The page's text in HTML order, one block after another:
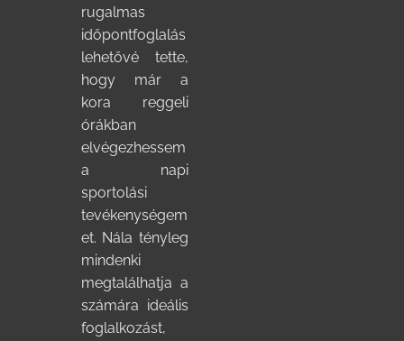
rugalmas
időpontfoglalás
lehetővé tette,
hogy már a
kora reggeli
órákban
elvégezhessem
a napi
sportolási
tevékenységem
et. Nála tényleg
mindenki
megtalálhatja a
számára ideális
foglalkozást,